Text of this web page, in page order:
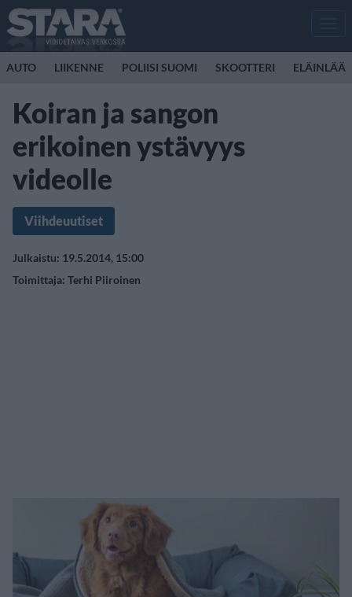
AUTO LIIKENNE POLIISI SUOMI SKOOTTERI
Koiran ja sangon
erikoinen ystävyys
videolle
Viihdeuutiset
Julkaistu: 19.5.2014, 15:00
Toimittaja: Terhi Piiroinen